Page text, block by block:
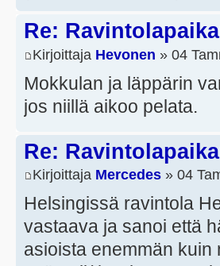
Re:
Kirjoittaja Hevonen » 04
Mokkulan ja läppärin
jos niillä aikoo pelata.
Re:
Kirjoittaja Mercedes » 04
Helsingissä ravintola
vastaava ja sanoi että
asioista enemmän